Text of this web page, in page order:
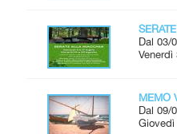
Dal 03/
MEMO
Dal 09/